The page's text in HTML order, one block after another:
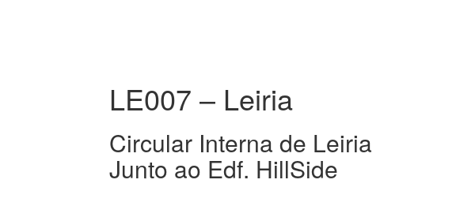
LE007 – Leiria
Circular Interna de Leiria
Junto ao Edf. HillSide